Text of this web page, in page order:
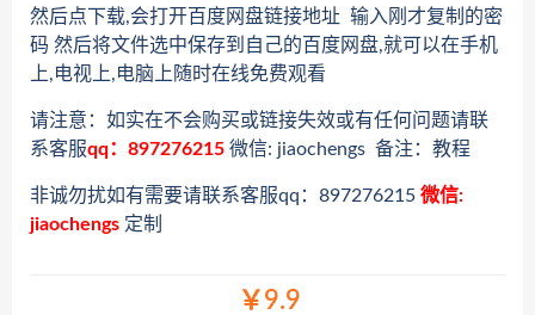
然后点下载,会打开百度网盘链接地址 输入刚才复制的密
码 然后将文件选中保存到自己的百度网盘,就可以在手机
上,电视上,电脑上随时在线免费观看
请注意：如实在不会购买或链接失效或有任何问题请联
系客服qq：897276215 微信: jiaochengs 备注：教程
非诚勿扰如有需要请联系客服qq：897276215 微信:
jiaochengs 定制
￥9.9